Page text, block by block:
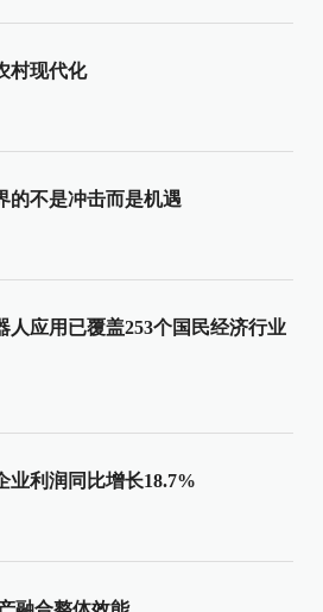
村现代化
的不是冲击而是机遇
人应用已覆盖253个国民经济行业
业利润同比增长18.7%